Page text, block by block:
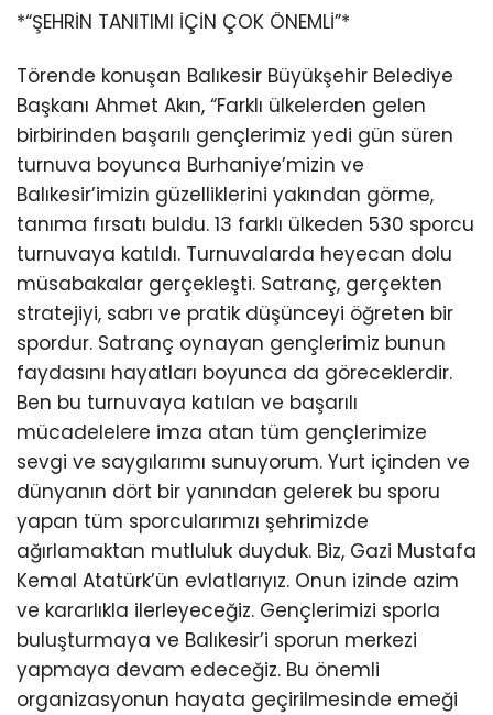
*“ŞEHRİN TANITIMI İÇİN ÇOK ÖNEMLİ”*
Törende konuşan Balıkesir Büyükşehir Belediye
Başkanı Ahmet Akın, “Farklı ülkelerden gelen
birbirinden başarılı gençlerimiz yedi gün süren
turnuva boyunca Burhaniye’mizin ve
Balıkesir’imizin güzelliklerini yakından görme,
tanıma fırsatı buldu. 13 farklı ülkeden 530 sporcu
turnuvaya katıldı. Turnuvalarda heyecan dolu
müsabakalar gerçekleşti. Satranç, gerçekten
stratejiyi, sabrı ve pratik düşünceyi öğreten bir
spordur. Satranç oynayan gençlerimiz bunun
faydasını hayatları boyunca da göreceklerdir.
Ben bu turnuvaya katılan ve başarılı
mücadelelere imza atan tüm gençlerimize
sevgi ve saygılarımı sunuyorum. Yurt içinden ve
dünyanın dört bir yanından gelerek bu sporu
yapan tüm sporcularımızı şehrimizde
ağırlamaktan mutluluk duyduk. Biz, Gazi Mustafa
Kemal Atatürk’ün evlatlarıyız. Onun izinde azim
ve kararlıkla ilerleyeceğiz. Gençlerimizi sporla
buluşturmaya ve Balıkesir’i sporun merkezi
yapmaya devam edeceğiz. Bu önemli
organizasyonun hayata geçirilmesinde emeği